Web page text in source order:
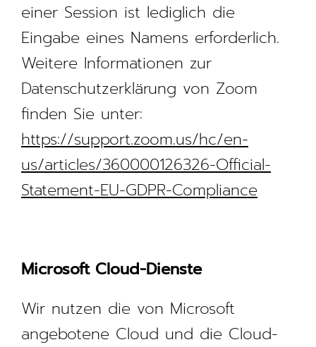
einer Session ist lediglich die
Eingabe eines Namens erforderlich.
Weitere Informationen zur
Datenschutzerklärung von Zoom
finden Sie unter:
https://support.zoom.us/hc/en-
us/articles/360000126326-Official-
Statement-EU-GDPR-Compliance
Microsoft Cloud-Dienste
Wir nutzen die von Microsoft
angebotene Cloud und die Cloud-